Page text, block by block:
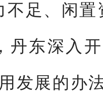
不足、闲
丹东深入
发展的办